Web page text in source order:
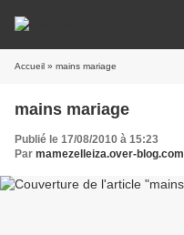
Accueil » mains mariage
mains mariage
Publié le 17/08/2010 à 15:23
Par mamezelleiza.over-blog.com